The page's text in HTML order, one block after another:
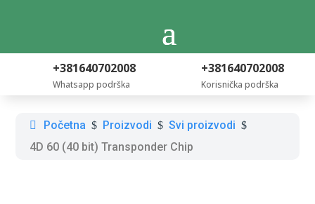
+381640702008
Whatsapp podrška
+381640702008
Korisnička podrška
Početna $ Proizvodi $ Svi proizvodi $
4D 60 (40 bit) Transponder Chip